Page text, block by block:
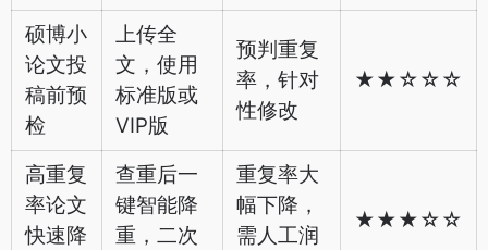
硕博小
论文投
稿前预
检
上传全
文，使用
标准版或
VIP版
预判重复
率，针对
性修改
★★☆☆☆
高重复
率论文
快速降
查重后一
键智能降
重，二次
重复率大
幅下降，
需人工润
★★★☆☆